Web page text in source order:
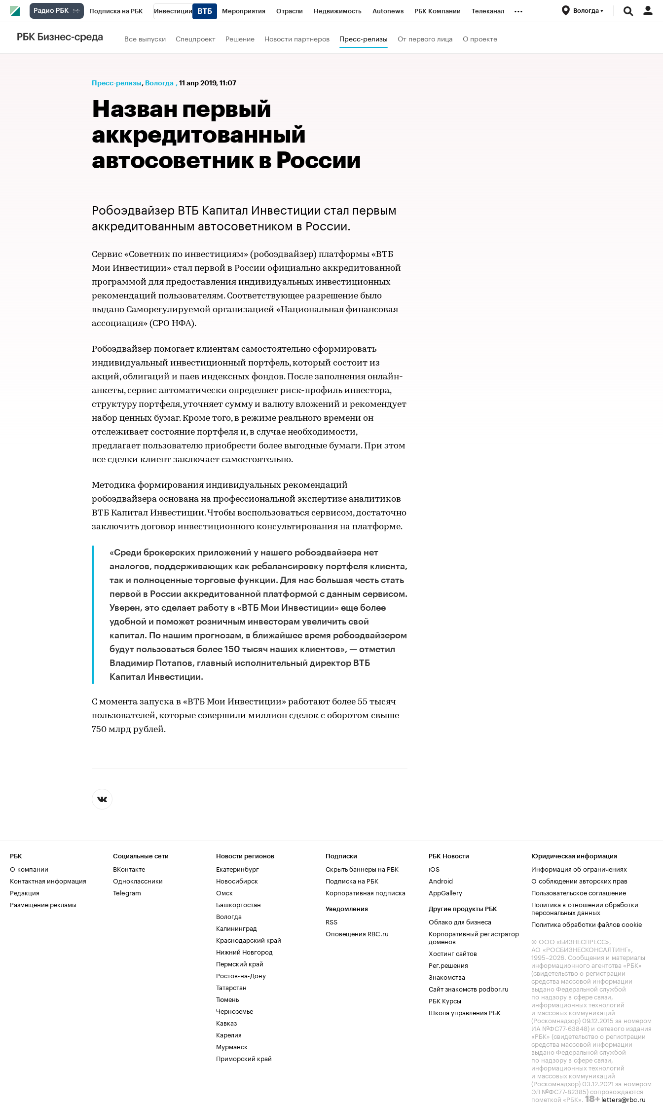
Подписка на РБК Инвестиции Мероприятия Отрасли Недвижимость Autonews РБК Компании Телеканал
РБК Вино
Проверка контрагентов Бизнес
... Вологда
Все выпуски Спецпроект Решение Новости партнеров Пресс-релизы От первого лица О проекте
Пресс-релизы⁠, Вологда , 11 апр 2019, 11:07
Назван первый
аккредитованный
автосоветник в России
Робоэдвайзер ВТБ Капитал Инвестиции стал первым
аккредитованным автосоветником в России.
Сервис «Советник по инвестициям» (робоэдвайзер) платформы «ВТБ
Мои Инвестиции» стал первой в России официально аккредитованной
программой для предоставления индивидуальных инвестиционных
рекомендаций пользователям. Соответствующее разрешение было
выдано Саморегулируемой организацией «Национальная финансовая
ассоциация» (СРО НФА).
Робоэдвайзер помогает клиентам самостоятельно сформировать
индивидуальный инвестиционный портфель, который состоит из
акций, облигаций и паев индексных фондов. После заполнения онлайн-
анкеты, сервис автоматически определяет риск-профиль инвестора,
структуру портфеля, уточняет сумму и валюту вложений и рекомендует
набор ценных бумаг. Кроме того, в режиме реального времени он
отслеживает состояние портфеля и, в случае необходимости,
предлагает пользователю приобрести более выгодные бумаги. При этом
все сделки клиент заключает самостоятельно.
Методика формирования индивидуальных рекомендаций
робоэдвайзера основана на профессиональной экспертизе аналитиков
ВТБ Капитал Инвестиции. Чтобы воспользоваться сервисом, достаточно
заключить договор инвестиционного консультирования на платформе.
«Среди брокерских приложений у нашего робоэдвайзера нет
аналогов, поддерживающих как ребалансировку портфеля клиента,
так и полноценные торговые функции. Для нас большая честь стать
первой в России аккредитованной платформой с данным сервисом.
Уверен, это сделает работу в «ВТБ Мои Инвестиции» еще более
удобной и поможет розничным инвесторам увеличить свой
капитал. По нашим прогнозам, в ближайшее время робоэдвайзером
будут пользоваться более 150 тысяч наших клиентов», — отметил
Владимир Потапов, главный исполнительный директор ВТБ
Капитал Инвестиции.
С момента запуска в «ВТБ Мои Инвестиции» работают более 55 тысяч
пользователей, которые совершили миллион сделок с оборотом свыше
750 млрд рублей.
РБК
О компании
Контактная информация
Редакция
Размещение рекламы
Социальные сети
ВКонтакте
Одноклассники
Telegram
Новости регионов
Екатеринбург
Новосибирск
Омск
Башкортостан
Вологда
Калининград
Краснодарский край
Нижний Новгород
Пермский край
Ростов-на-Дону
Татарстан
Тюмень
Черноземье
Кавказ
Карелия
Мурманск
Приморский край
Подписки
Скрыть баннеры на РБК
Подписка на РБК
Корпоративная подписка
Уведомления
RSS
Оповещения RBC.ru
РБК Новости
iOS
Android
AppGallery
Другие продукты РБК
Облако для бизнеса
Корпоративный регистратор
доменов
Хостинг сайтов
Рег.решения
Знакомства
Сайт знакомств podbor.ru
РБК Курсы
Школа управления РБК
Юридическая информация
Информация об ограничениях
О соблюдении авторских прав
Пользовательское соглашение
Политика в отношении обработки
персональных данных
Политика обработки файлов cookie
© ООО «БИЗНЕСПРЕСС»,
АО «РОСБИЗНЕСКОНСАЛТИНГ»,
1995–2026. Сообщения и материалы
информационного агентства «РБК»
(свидетельство о регистрации
средства массовой информации
выдано Федеральной службой
по надзору в сфере связи,
информационных технологий
и массовых коммуникаций
(Роскомнадзор) 09.12.2015 за номером
ИА №ФС77-63848) и сетевого издания
«РБК» (свидетельство о регистрации
средства массовой информации
выдано Федеральной службой
по надзору в сфере связи,
информационных технологий
и массовых коммуникаций
(Роскомнадзор) 03.12.2021 за номером
ЭЛ №ФС77-82385) сопровождаются
пометкой «РБК». 18+ letters@rbc.ru